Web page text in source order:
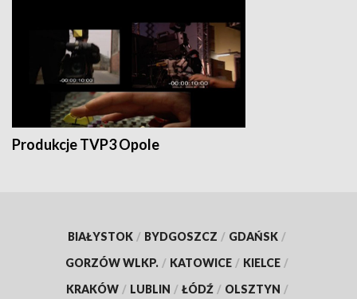
Produkcje TVP3 Opole
BIAŁYSTOK / BYDGOSZCZ / GDAŃSK /
GORZÓW WLKP. / KATOWICE / KIELCE /
KRAKÓW / LUBLIN / ŁÓDŹ / OLSZTYN /